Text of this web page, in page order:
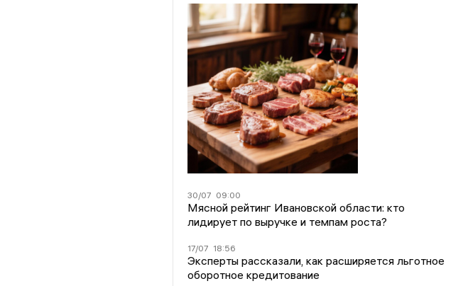
30/07 09:00
Мясной рейтинг Ивановской области: кто
лидирует по выручке и темпам роста?
17/07 18:56
Эксперты рассказали, как расширяется льготное
оборотное кредитование